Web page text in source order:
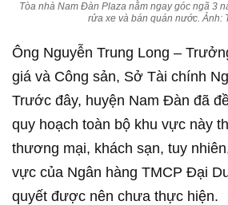
Tòa nhà Nam Đàn Plaza nằm ngay góc ngã 3
rửa xe và bán quán nước. Ảnh:
Ông Nguyễn Trung Long –
giá và Công sản, Sở Tài chính
Trước đây, huyện Nam Đàn đã
quy hoạch toàn bộ khu vực này
thương mại, khách sạn, tuy
vực của Ngân hàng TMCP Đại
quyết được nên chưa thực hiện.